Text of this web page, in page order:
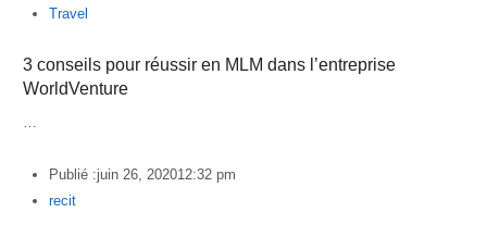
Travel
3 conseils pour réussir en MLM dans l’entreprise
WorldVenture
…
Publié :juin 26, 202012:32 pm
Author
recit